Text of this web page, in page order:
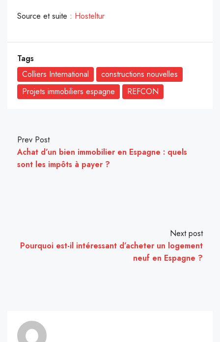
Source et suite : Hosteltur
Tags
Colliers International
constructions nouvelles
Projets immobiliers espagne
REFCON
Prev Post
Achat d’un bien immobilier en Espagne : quels
sont les impôts à payer ?
Next post
Pourquoi est-il intéressant d’acheter un logement
neuf en Espagne ?